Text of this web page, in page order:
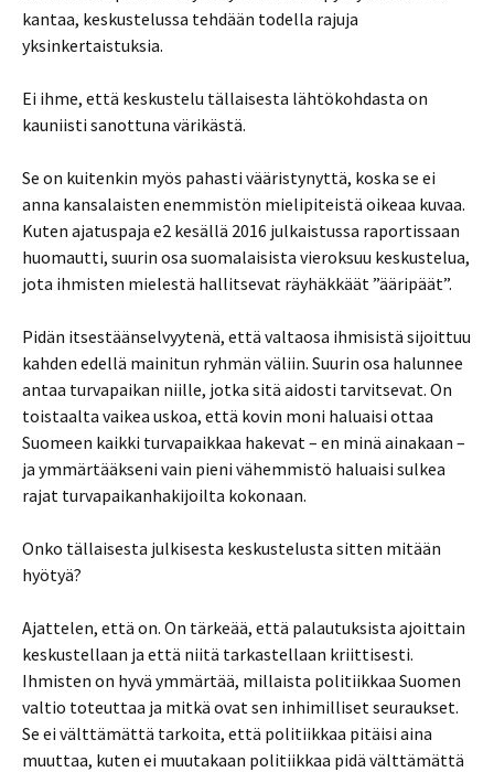
kantaa, keskustelussa tehdään todella rajuja
yksinkertaistuksia.
Ei ihme, että keskustelu tällaisesta lähtökohdasta on
kauniisti sanottuna värikästä.
Se on kuitenkin myös pahasti vääristynyttä, koska se ei
anna kansalaisten enemmistön mielipiteistä oikeaa kuvaa.
Kuten ajatuspaja e2 kesällä 2016 julkaistussa raportissaan
huomautti, suurin osa suomalaisista vieroksuu keskustelua,
jota ihmisten mielestä hallitsevat räyhäkkäät ”ääripäät”.
Pidän itsestäänselvyytenä, että valtaosa ihmisistä sijoittuu
kahden edellä mainitun ryhmän väliin. Suurin osa halunnee
antaa turvapaikan niille, jotka sitä aidosti tarvitsevat. On
toistaalta vaikea uskoa, että kovin moni haluaisi ottaa
Suomeen kaikki turvapaikkaa hakevat – en minä ainakaan –
ja ymmärtääkseni vain pieni vähemmistö haluaisi sulkea
rajat turvapaikanhakijoilta kokonaan.
Onko tällaisesta julkisesta keskustelusta sitten mitään
hyötyä?
Ajattelen, että on. On tärkeää, että palautuksista ajoittain
keskustellaan ja että niitä tarkastellaan kriittisesti.
Ihmisten on hyvä ymmärtää, millaista politiikkaa Suomen
valtio toteuttaa ja mitkä ovat sen inhimilliset seuraukset.
Se ei välttämättä tarkoita, että politiikkaa pitäisi aina
muuttaa, kuten ei muutakaan politiikkaa pidä välttämättä